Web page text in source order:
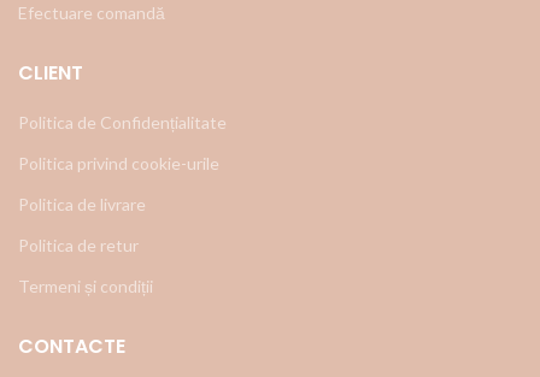
Efectuare comandă
CLIENT
Politica de Confidențialitate
Politica privind cookie-urile
Politica de livrare
Politica de retur
Termeni și condiții
CONTACTE